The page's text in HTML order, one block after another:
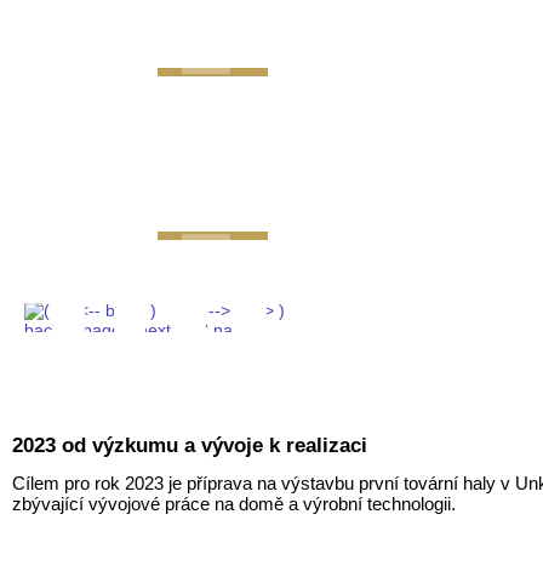
2023 od výzkumu a vývoje k realizaci
Cílem pro rok 2023 je příprava na výstavbu první tovární haly v
zbývající vývojové práce na domě a výrobní technologii.